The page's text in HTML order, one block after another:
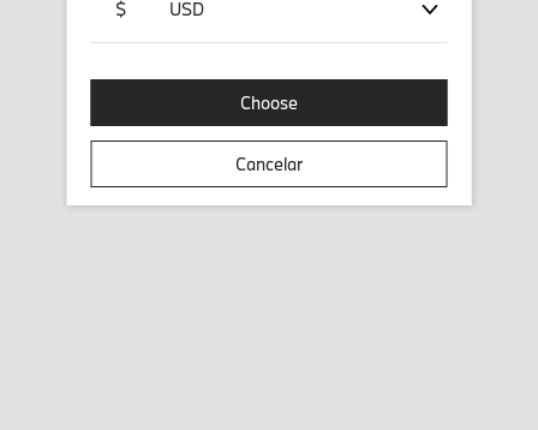
$ USD
Choose
Cancelar